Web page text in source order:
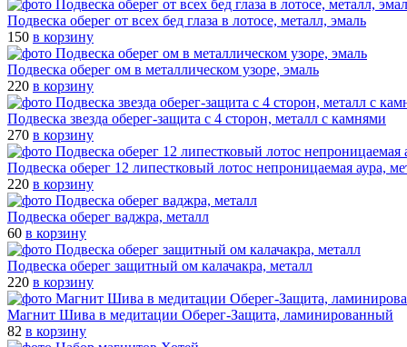
Подвеска оберег от всех бед глаза в лотосе, металл, эмаль
150 в корзину
Подвеска оберег ом в металлическом узоре, эмаль
220 в корзину
Подвеска звезда оберег-защита с 4 сторон, металл с камнями
270 в корзину
Подвеска оберег 12 липестковый лотос непроницаемая аура,
220 в корзину
Подвеска оберег ваджра, металл
60 в корзину
Подвеска оберег защитный ом калачакра, металл
220 в корзину
Магнит Шива в медитации Оберег-Защита, ламинированный
82 в корзину